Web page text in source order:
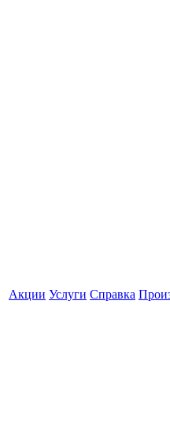
Акции Услуги Справка